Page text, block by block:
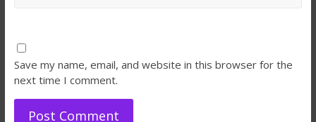
Save my name, email, and website in this browser for the
next time I comment.